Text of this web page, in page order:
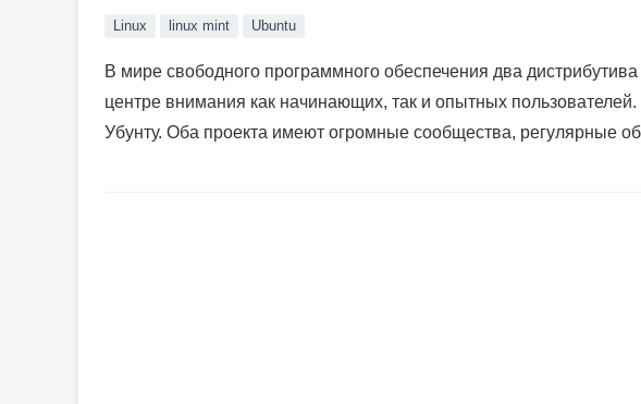
Linux linux mint Ubuntu
В мире свободного программного обеспечения два
центре внимания как начинающих, так и опытных
Убунту. Оба проекта имеют огромные сообщества, регулярные